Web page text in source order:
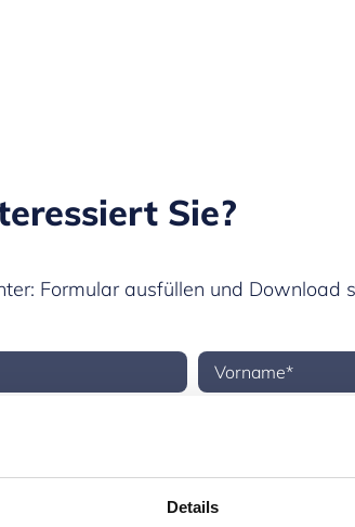
Details
Sie?
Formular ausfüllen und Download